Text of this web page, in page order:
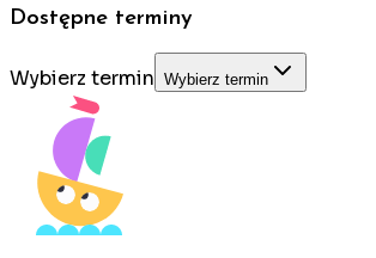
Dostępne terminy
Wybierz termin Wybierz termin